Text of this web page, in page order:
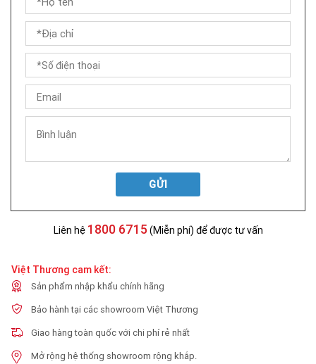
GỬI
Liên hệ 1800 6715 (Miễn phí) để được tư vấn
Việt Thương cam kết:
Sản phẩm nhập khẩu chính hãng
Bảo hành tại các showroom Việt Thương
Giao hàng toàn quốc với chi phí rẻ nhất
Mở rộng hệ thống showroom rộng khắp.